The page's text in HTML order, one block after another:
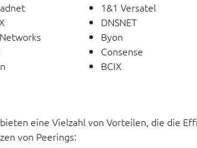
1&1 Versatel
DNSNET
Byon
Consense
BCIX
eine Vielzahl von Vorteilen, die die
von Peerings: